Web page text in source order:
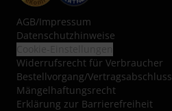
AGB/Impressum
Datenschutzhinweise
Widerrufsrecht für Verbraucher
Bestellvorgang/Vertragsabschluss
Mängelhaftungsrecht
Erklärung zur Barrierefreiheit